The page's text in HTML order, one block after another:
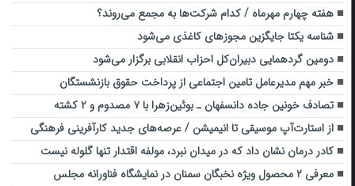
هفته چهارم مهرماه / کدام شرکت‌ها به مجمع می‌روند؟
شناسه یکتا جایگزین مجوزهای کاغذی می‌شود
دومین گردهمایی دبیران‌کل احزاب انقلابی برگزار می‌شود
خبر مهم مدیرعامل تامین اجتماعی از پرداخت حقوق بازنشستگان
تصادف خونین جاده دانسفهان ـ بوئین‌زهرا با ۷ مصدوم و ۲ کشته‌
از استارت‌آپ موسیقی تا انیمیشن / عرصه‌های جدید کارآفرینی فرهنگی
کادر درمان نشان داد که در میدان نبرد، مولفه اقتدار تنها گلوله نیست
معرفی ۲ محصول ویژه نخبگان سمنان در نمایشگاه فناورانه مجلس